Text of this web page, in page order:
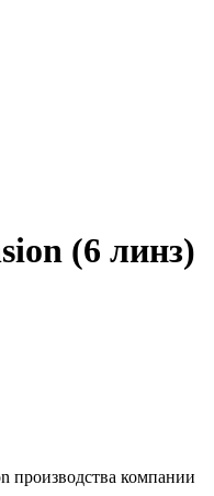
(6 линз)
производства компании